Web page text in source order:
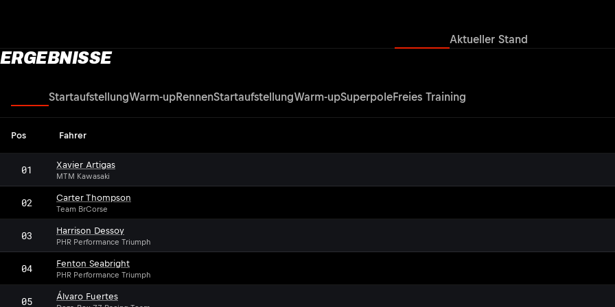
Aktueller Stand
ERGEBNISSE
StartaufstellungWarm-upRennenStartaufstellungWarm-upSuperpoleFreies Training
Pos Fahrer
01 Xavier Artigas
MTM Kawasaki
02 Carter Thompson
Team BrCorse
03 Harrison Dessoy
PHR Performance Triumph
04 Fenton Seabright
PHR Performance Triumph
05 Álvaro Fuertes